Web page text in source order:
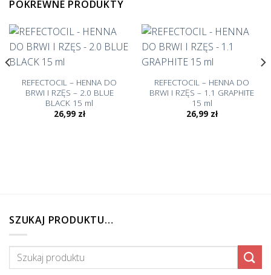
POKREWNE PRODUKTY
REFECTOCIL – HENNA DO
BRWI I RZĘS – 2.0 BLUE
BLACK 15 ml
26,99 zł
REFECTOCIL – HENNA DO
BRWI I RZĘS – 1.1 GRAPHITE
15 ml
26,99 zł
SZUKAJ PRODUKTU…
Szukaj: